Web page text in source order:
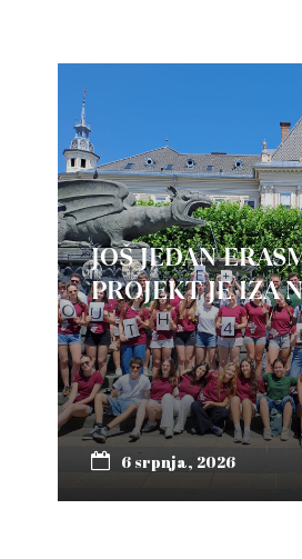
JOŠ JEDAN
PROJEKT JE IZA
6 srpnja, 2026